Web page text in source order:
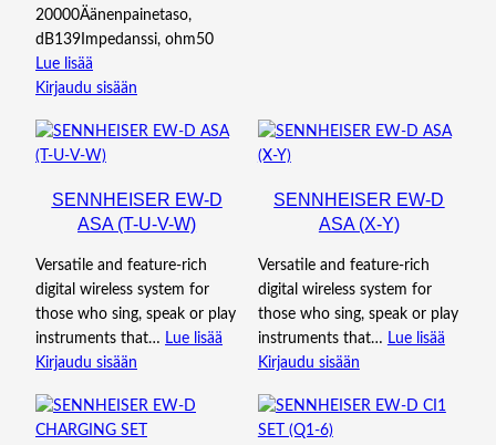
20000Äänenpainetaso,
dB139Impedanssi, ohm50
Lue lisää
Kirjaudu sisään
SENNHEISER EW-D
ASA (T-U-V-W)
Versatile and feature-rich
digital wireless system for
those who sing, speak or play
instruments that… Lue lisää
Kirjaudu sisään
SENNHEISER EW-D
ASA (X-Y)
Versatile and feature-rich
digital wireless system for
those who sing, speak or play
instruments that… Lue lisää
Kirjaudu sisään